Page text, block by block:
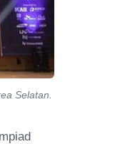
Selatan.